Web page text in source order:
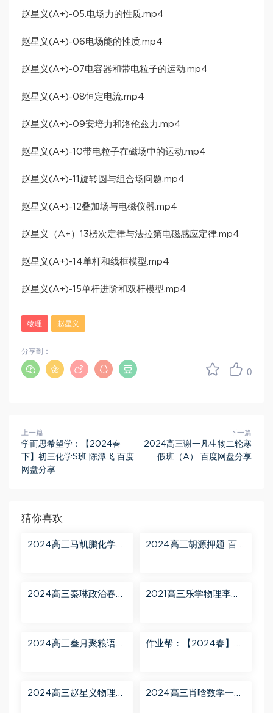
赵星义(A+)-05.电场力的性质.mp4
赵星义(A+)-06电场能的性质.mp4
赵星义(A+)-07电容器和带电粒子的运动.mp4
赵星义(A+)-08恒定电流.mp4
赵星义(A+)-09安培力和洛伦兹力.mp4
赵星义(A+)-10带电粒子在磁场中的运动.mp4
赵星义(A+)-11旋转圆与组合场问题.mp4
赵星义(A+)-12叠加场与电磁仪器.mp4
赵星义（A+）13楞次定律与法拉第电磁感应定律.mp4
赵星义(A+)-14单杆和线框模型.mp4
赵星义(A+)-15单杆进阶和双杆模型.mp4
物理 赵星义
0
分享到：
上一篇
学而思希望学：【2024春
下】初三化学S班 陈潭飞 百度
网盘分享
下一篇
2024高三谢一凡生物二轮寒
假班（A） 百度网盘分享
猜你喜欢
2024高三马凯鹏化学一
2024高三胡源押题 百
2024高三秦琳政治春季
2021高三乐学物理李玮
2024高三叁月聚粮语文
作业帮：【2024春】高
2024高三赵星义物理二
2024高三肖晗数学一轮